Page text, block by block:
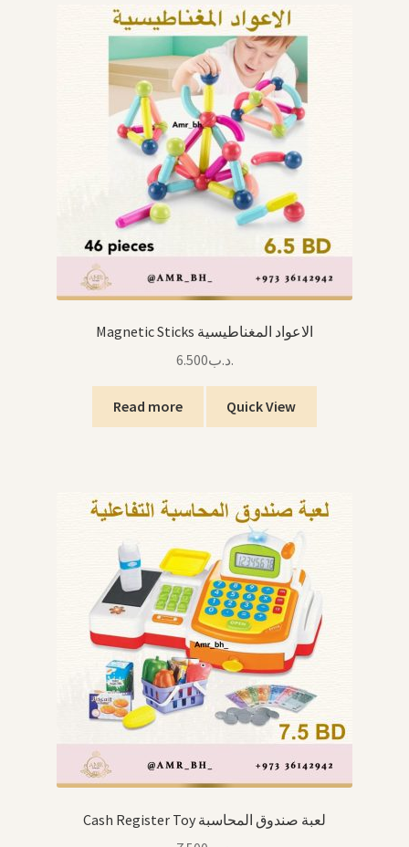
Magnetic Sticks الاعواد المغناطيسية
.د.ب6.500
Read more Quick View
Cash Register Toy لعبة صندوق المحاسبة